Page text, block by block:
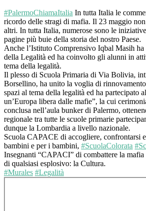
#PalermoChiamaItalia In tutta Italia le
ricordo delle stragi di mafia. Il 23 maggio
altri. In tutta Italia, numerose sono le
pagine più buie della storia del nostro Paese.
Anche l’Istituto Comprensivo Iqbal Masih
della Legalità ed ha coinvolto gli alunni in
tema della legalità.
Il plesso di Scuola Primaria di Via Bolivia,
Borsellino, ha unito la voglia di
spazi al tema della legalità ed ha partecipato
un’Europa libera dalle mafie”, la cui
conclusa nell’aula bunker di Palermo,
regionale tra tutte le scuole primarie
dunque la Lombardia a livello nazionale.
Scuola CAPACE di accogliere, confrontarsi
bambini e per i bambini, #ScuolaColorata
Insegnanti “CAPACI” di combattere la mafia
di qualsiasi esplosivo: la Cultura.
#Murales #Legalità